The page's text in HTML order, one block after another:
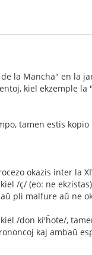
la Mancha" en la
kiel ekzemple
tamen estis
okazis inter la
/ç/ (eo: ne
pli malfure aŭ ne
/don ki'ĥote/,
kaj ambaŭ